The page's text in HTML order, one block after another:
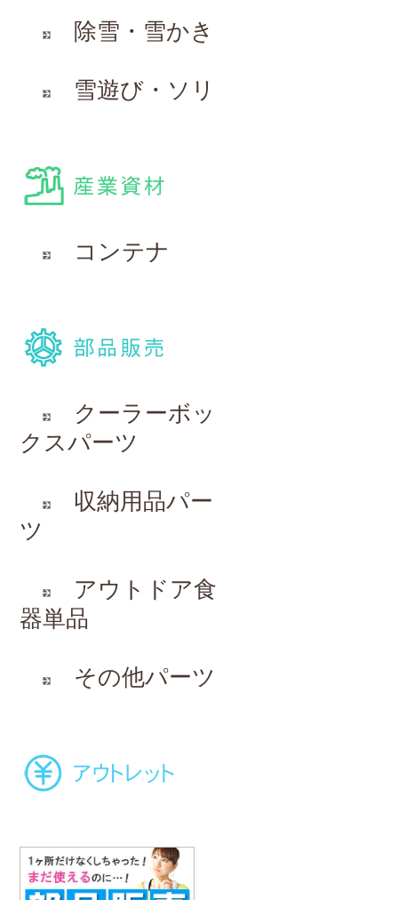
除雪・雪かき
雪遊び・ソリ
コンテナ
クーラーボッ
クスパーツ
収納用品パー
ツ
アウトドア食
器単品
その他パーツ